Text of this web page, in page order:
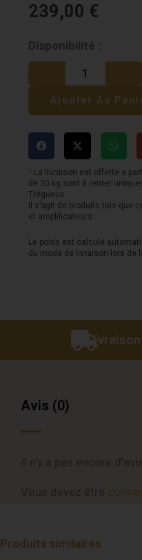
239,00 €
Disponibilité :
quantité
de
Clavier
arrangeur
PSR
E383
toucher
dynamique
Ajouter Au
¹ La livraison est offerte a
de 30 kg sont à retirer
Trégueux.
Il s’agit de produits tels que
et amplificateurs.
Le poids est calculé
du mode de livraison lors de
Avis (0)
Produits similaires